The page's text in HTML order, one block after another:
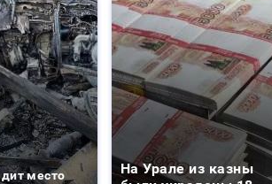
место
На Урале из казны